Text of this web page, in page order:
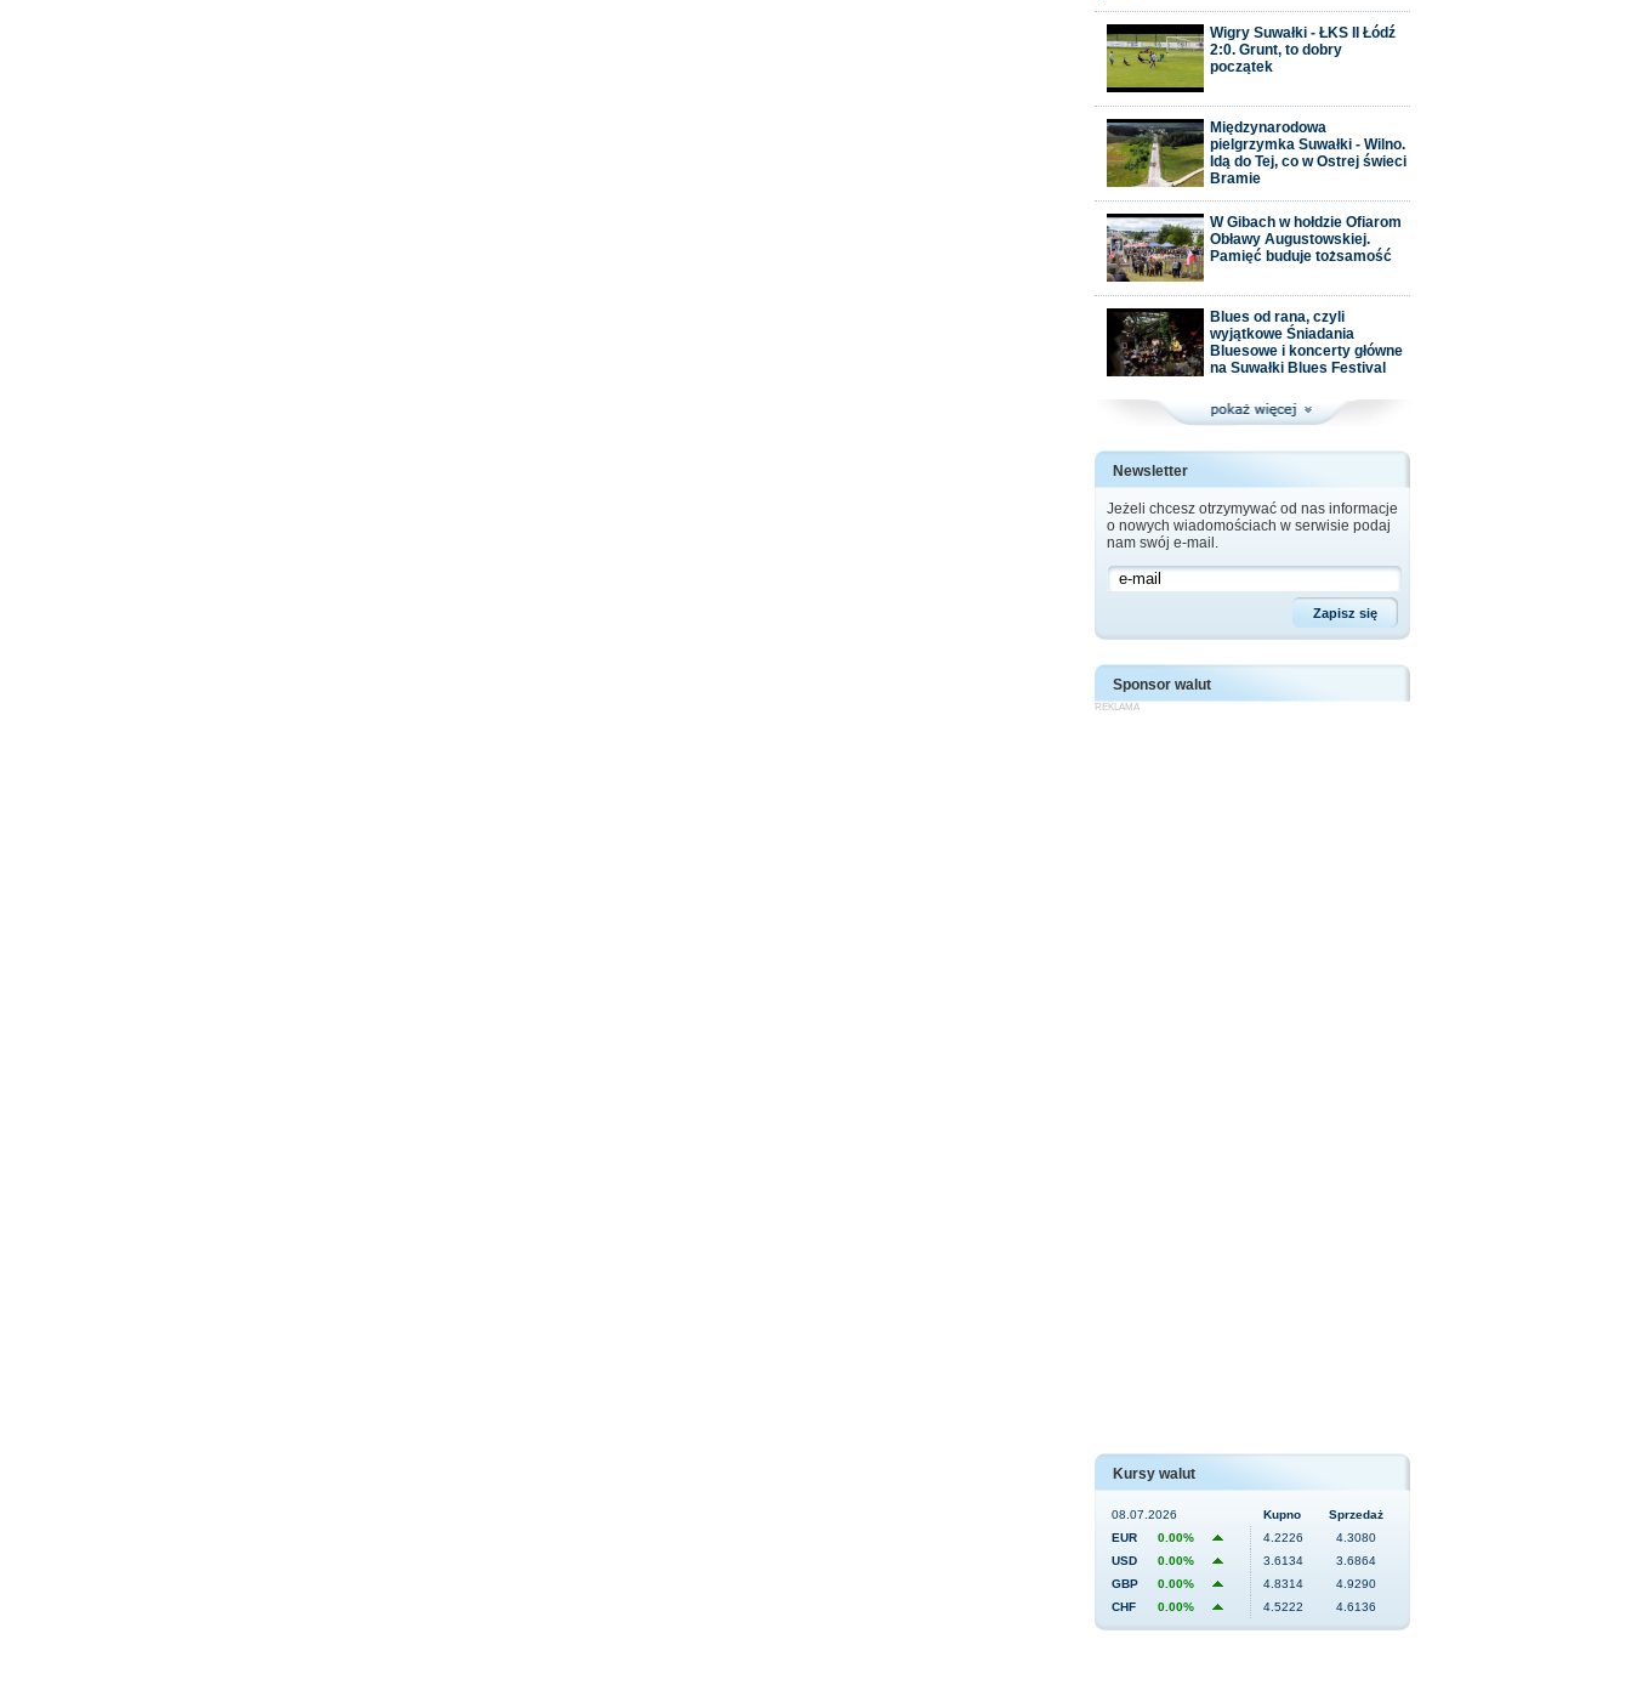
Wigry Suwałki - ŁKS II Łódź
2:0. Grunt, to dobry
początek
Międzynarodowa
pielgrzymka Suwałki - Wilno.
Idą do Tej, co w Ostrej świeci
Bramie
W Gibach w hołdzie Ofiarom
Obławy Augustowskiej.
Pamięć buduje tożsamość
Blues od rana, czyli
wyjątkowe Śniadania
Bluesowe i koncerty główne
na Suwałki Blues Festival
Newsletter
Jeżeli chcesz otrzymywać od nas informacje
o nowych wiadomościach w serwisie podaj
nam swój e-mail.
Sponsor walut
Kursy walut
08.07.2026 Kupno
Sprzedaż
EUR
0.00% 4.2226
4.3080
USD
0.00% 3.6134
3.6864
GBP
0.00% 4.8314
4.9290
CHF
0.00% 4.5222 4.6136